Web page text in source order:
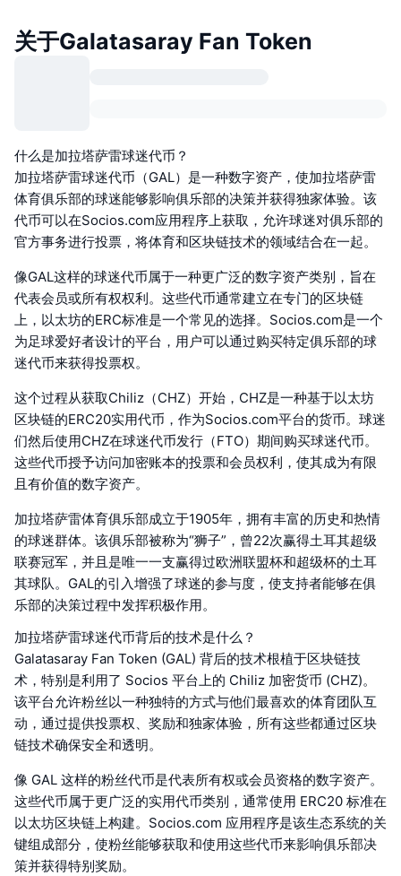
关于Galatasaray Fan Token
什么是加拉塔萨雷球迷代币？
加拉塔萨雷球迷代币（GAL）是一种数字资产，使加拉塔萨雷
体育俱乐部的球迷能够影响俱乐部的决策并获得独家体验。该
代币可以在Socios.com应用程序上获取，允许球迷对俱乐部的
官方事务进行投票，将体育和区块链技术的领域结合在一起。
像GAL这样的球迷代币属于一种更广泛的数字资产类别，旨在
代表会员或所有权权利。这些代币通常建立在专门的区块链
上，以太坊的ERC标准是一个常见的选择。Socios.com是一个
为足球爱好者设计的平台，用户可以通过购买特定俱乐部的球
迷代币来获得投票权。
这个过程从获取Chiliz（CHZ）开始，CHZ是一种基于以太坊
区块链的ERC20实用代币，作为Socios.com平台的货币。球迷
们然后使用CHZ在球迷代币发行（FTO）期间购买球迷代币。
这些代币授予访问加密账本的投票和会员权利，使其成为有限
且有价值的数字资产。
加拉塔萨雷体育俱乐部成立于1905年，拥有丰富的历史和热情
的球迷群体。该俱乐部被称为“狮子”，曾22次赢得土耳其超级
联赛冠军，并且是唯一一支赢得过欧洲联盟杯和超级杯的土耳
其球队。GAL的引入增强了球迷的参与度，使支持者能够在俱
乐部的决策过程中发挥积极作用。
加拉塔萨雷球迷代币背后的技术是什么？
Galatasaray Fan Token (GAL) 背后的技术根植于区块链技
术，特别是利用了 Socios 平台上的 Chiliz 加密货币 (CHZ)。
该平台允许粉丝以一种独特的方式与他们最喜欢的体育团队互
动，通过提供投票权、奖励和独家体验，所有这些都通过区块
链技术确保安全和透明。
像 GAL 这样的粉丝代币是代表所有权或会员资格的数字资产。
这些代币属于更广泛的实用代币类别，通常使用 ERC20 标准在
以太坊区块链上构建。Socios.com 应用程序是该生态系统的关
键组成部分，使粉丝能够获取和使用这些代币来影响俱乐部决
策并获得特别奖励。